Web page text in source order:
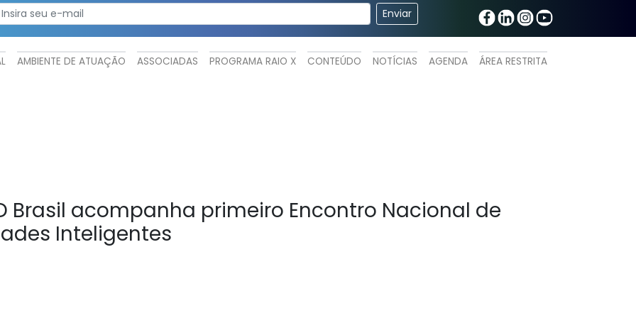
AMBIENTE DE ATUAÇÃO ASSOCIADAS PROGRAMA RAIO X CONTEÚDO NOTÍCIAS AGENDA ÁREA RESTRITA
Brasil acompanha primeiro Encontro Nacional de
Inteligentes